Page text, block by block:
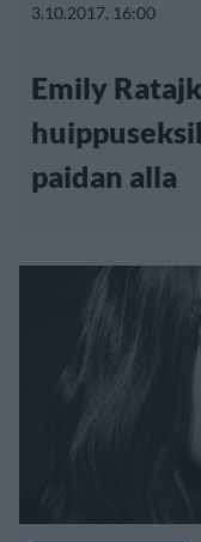
3.10.2017, 16:00
Emily
paidan alla